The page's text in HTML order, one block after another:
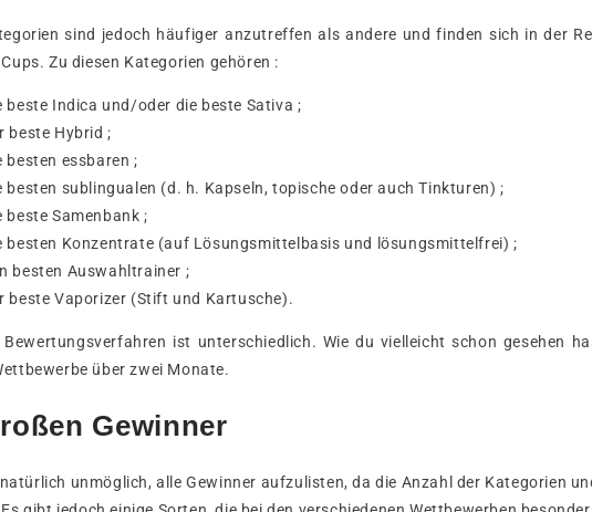
sind jedoch häufiger anzutreffen als andere und finden sich in der
Zu diesen Kategorien gehören :
beste Indica und/oder die beste Sativa ;
beste Hybrid ;
besten essbaren ;
besten sublingualen (d. h. Kapseln, topische oder auch Tinkturen) ;
beste Samenbank ;
besten Konzentrate (auf Lösungsmittelbasis und lösungsmittelfrei) ;
besten Auswahltrainer ;
beste Vaporizer (Stift und Kartusche).
ist unterschiedlich. Wie du vielleicht schon gesehen
über zwei Monate.
Gewinner
unmöglich, alle Gewinner aufzulisten, da die Anzahl der Kategorien